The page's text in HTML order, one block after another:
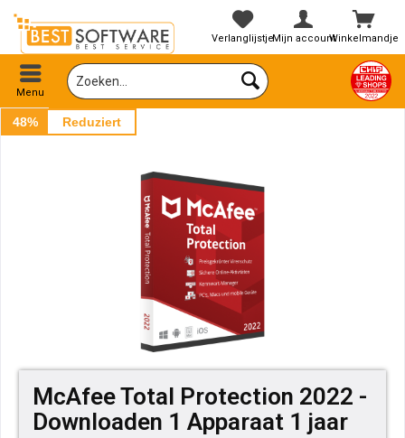
Winkelmandje
VerlanglijstjeMijn account
Menu
48% Reduziert
McAfee Total Protection 2022 -
Downloaden 1 Apparaat 1 jaar